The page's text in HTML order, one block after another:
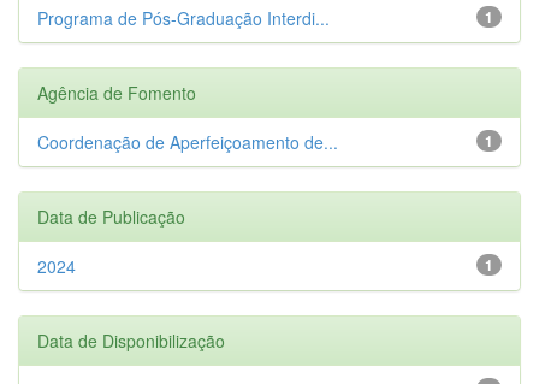
1
Programa de Pós-Graduação Interdi...
Agência de Fomento
1
Coordenação de Aperfeiçoamento de...
Data de Publicação
1
2024
Data de Disponibilização